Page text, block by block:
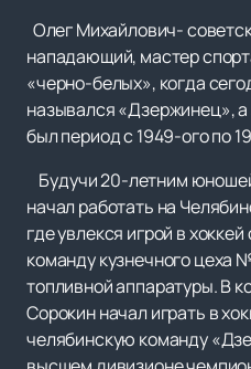
Олег Михайлович-
нападающий, мастер
«черно-белых», когда
назывался «Дзержинец»,
был период с 1949-ого по
Будучи 20-летним
начал работать на
где увлекся игрой в
команду кузнечного цеха
топливной аппаратуры. В
Сорокин начал играть в
челябинскую команду